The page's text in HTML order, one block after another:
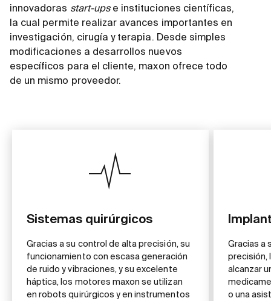
innovadoras start-upse instituciones científicas,
la cual permite realizar avances importantes en
investigación, cirugía y terapia. Desde simples
modificaciones a desarrollos nuevos
específicos para el cliente, maxon ofrece todo
de un mismo proveedor.
Sistemas quirúrgicos
Gracias a su control de alta precisión, su
funcionamiento con escasa generación
de ruido y vibraciones, y su excelente
háptica, los motores maxon se utilizan
en robots quirúrgicos y en instrumentos
Gracias a
precisión,
alcanzar
o una